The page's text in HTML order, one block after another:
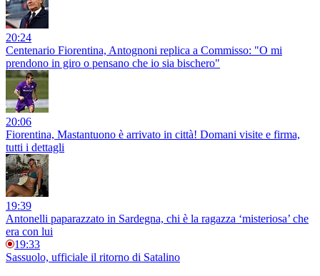
20:24
Centenario Fiorentina, Antognoni replica a Commisso: "O mi
prendono in giro o pensano che io sia bischero"
20:06
Fiorentina, Mastantuono è arrivato in città! Domani visite e firma,
tutti i dettagli
19:39
Antonelli paparazzato in Sardegna, chi è la ragazza ‘misteriosa’ che
era con lui
19:33
Sassuolo, ufficiale il ritorno di Satalino